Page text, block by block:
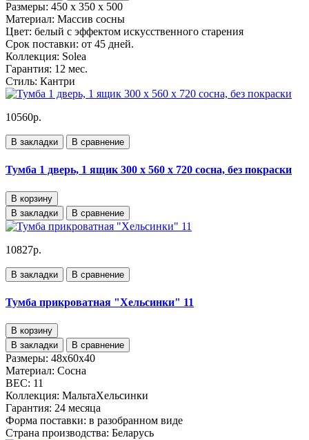
Размеры: 450 x 350 x 500
Материал: Массив сосны
Цвет: белый с эффектом искусственного старения
Срок поставки: от 45 дней.
Коллекция: Solea
Гарантия: 12 мес.
Стиль: Кантри
10560р.
В закладки В сравнение
Тумба 1 дверь, 1 ящик 300 х 560 х 720 сосна, без покраски
В корзину
В закладки
В сравнение
10827р.
В закладки В сравнение
Тумба прикроватная "Хельсинки" 11
В корзину
В закладки
В сравнение
Размеры: 48x60x40
Материал: Сосна
ВЕС: 11
Коллекция: МальтаХельсинки
Гарантия: 24 месяца
Форма поставки: в разобранном виде
Страна производства: Беларусь